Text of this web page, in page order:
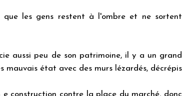
les gens restent à l'ombre et ne sortent
aussi peu de son patrimoine, il y a un grand
état avec des murs lézardés, décrépis
construction contre la place du marché, donc